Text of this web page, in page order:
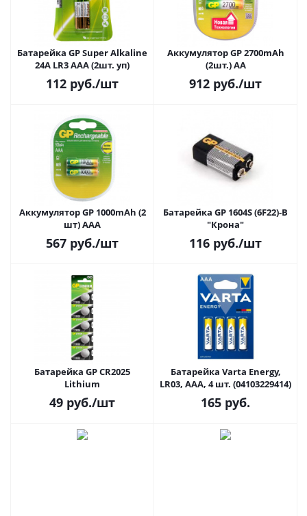
Батарейка GP Super Alkaline
24A LR3 AAA (2шт. уп)
112 руб./шт
Аккумулятор GP 2700mAh
(2шт.) AA
912 руб./шт
Аккумулятор GP 1000mAh (2
шт) AAA
567 руб./шт
Батарейка GP 1604S (6F22)-B
"Крона"
116 руб./шт
Батарейка GP CR2025
Lithium
49 руб./шт
Батарейка Varta Energy,
LR03, AAA, 4 шт. (04103229414)
165 руб.